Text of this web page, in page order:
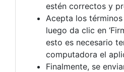
estén correctos y
Acepta los
luego da clic en
esto es necesario
computadora el
Finalmente, se